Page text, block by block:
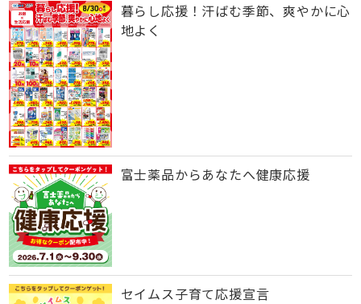
暮らし応援！汗ばむ季節、爽やかに心
地よく
富士薬品からあなたへ健康応援
セイムス子育て応援宣言